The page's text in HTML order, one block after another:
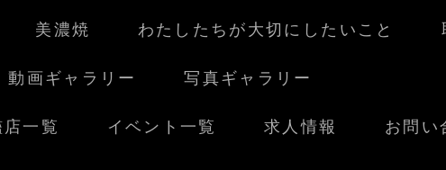
美濃焼 わたしたちが大切にしたいこと
動画ギャラリー 写真ギャラリー
一覧 イベント一覧 求人情報 お問い